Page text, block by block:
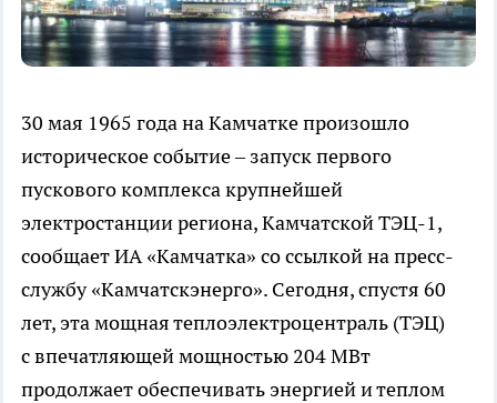
30 мая 1965 года на Камчатке произошло
историческое событие – запуск первого
пускового комплекса крупнейшей
электростанции региона, Камчатской ТЭЦ-1,
сообщает ИА «Камчатка» со ссылкой на пресс-
службу «Камчатскэнерго». Сегодня, спустя 60
лет, эта мощная теплоэлектроцентраль (ТЭЦ)
с впечатляющей мощностью 204 МВт
продолжает обеспечивать энергией и теплом